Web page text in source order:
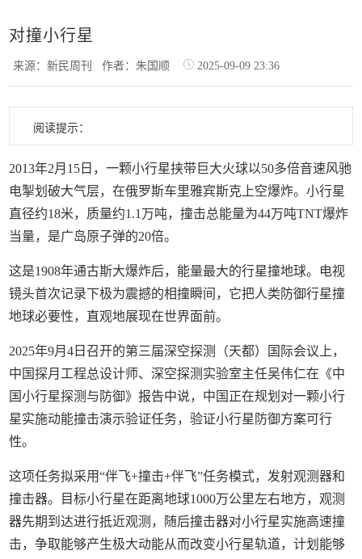
对撞小行星
来源：新民周刊作者：朱国顺 2025-09-09 23:36
阅读提示：
2013年2月15日，一颗小行星挟带巨大火球以50多倍音速风驰
电掣划破大气层，在俄罗斯车里雅宾斯克上空爆炸。小行星
直径约18米，质量约1.1万吨，撞击总能量为44万吨TNT爆炸
当量，是广岛原子弹的20倍。
这是1908年通古斯大爆炸后，能量最大的行星撞地球。电视
镜头首次记录下极为震撼的相撞瞬间，它把人类防御行星撞
地球必要性，直观地展现在世界面前。
2025年9月4日召开的第三届深空探测（天都）国际会议上，
中国探月工程总设计师、深空探测实验室主任吴伟仁在《中
国小行星探测与防御》报告中说，中国正在规划对一颗小行
星实施动能撞击演示验证任务，验证小行星防御方案可行
性。
这项任务拟采用“伴飞+撞击+伴飞”任务模式，发射观测器和
撞击器。目标小行星在距离地球1000万公里左右地方，观测
器先期到达进行抵近观测，随后撞击器对小行星实施高速撞
击，争取能够产生极大动能从而改变小行星轨道，计划能够